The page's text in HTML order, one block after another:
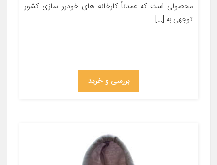
محصولی است که عمدتاً کارخانه های خودرو سازی کشور
توجهی به […]
بررسی و خرید